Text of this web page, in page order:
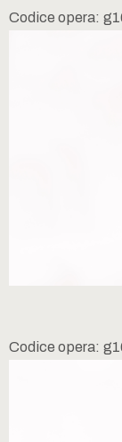
Codice opera:
Codice opera: